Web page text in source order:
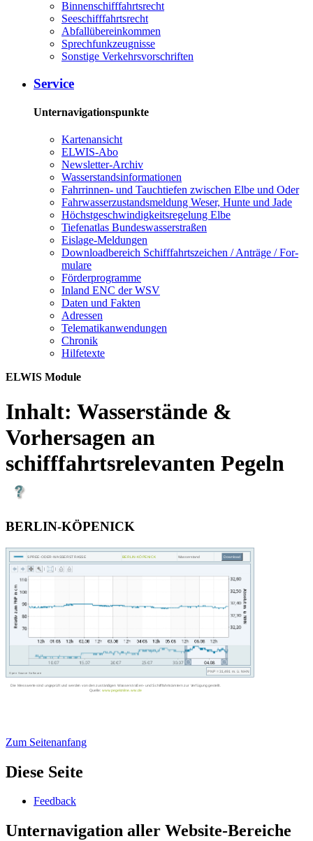
Bin­nen­schiff­fahrts­recht
See­schiff­fahrts­recht
Ab­fall­über­ein­kom­men
Sprech­funk­zeug­nis­se
Sons­ti­ge Ver­kehrs­vor­schrif­ten
Ser­vice
Unternavigationspunkte
Kar­ten­an­sicht
EL­WIS-​Abo
Newslet­ter-​Ar­chiv
Was­ser­stands­in­for­ma­tio­nen
Fahr­rin­nen-​ und Tauch­tie­fen zwi­schen El­be und Oder
Fahr­was­ser­zu­stands­mel­dung We­ser, Hun­te und Ja­de
Höchst­ge­schwin­dig­keits­re­ge­lung El­be
Tie­fe­n­at­las Bun­des­was­ser­stra­ßen
Eis­la­ge-​Mel­dun­gen
Dow­n­load­be­reich Schiff­fahrts­zei­chen / An­trä­ge / For­
mu­la­re
För­der­pro­gram­me
In­land ENC der WSV
Da­ten und Fak­ten
Adres­sen
Te­le­ma­ti­kan­wen­dun­gen
Chro­nik
Hil­fe­tex­te
ELWIS Module
Inhalt: Wasserstände &
Vorhersagen an
schifffahrtsrelevanten Pegeln
BERLIN-KÖPENICK
Zum Seitenanfang
Diese Seite
Feed­back
Unternavigation aller Website-Bereiche